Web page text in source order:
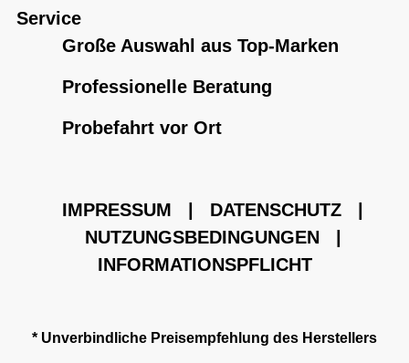
Service
Große Auswahl aus Top-Marken
Professionelle Beratung
Probefahrt vor Ort
IMPRESSUM DATENSCHUTZ
NUTZUNGSBEDINGUNGEN
INFORMATIONSPFLICHT
* Unverbindliche Preisempfehlung des Herstellers